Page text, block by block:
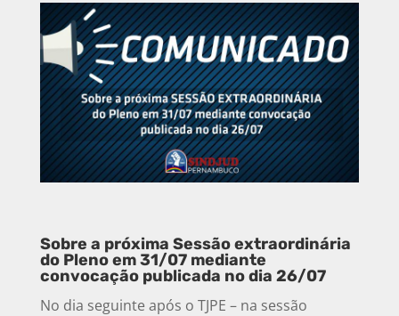
Sobre a próxima Sessão extraordinária
do Pleno em 31/07 mediante
convocação publicada no dia 26/07
No dia seguinte após o TJPE – na sessão